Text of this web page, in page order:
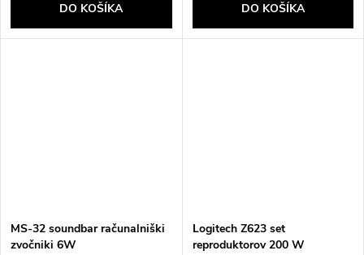
DO KOŠÍKA DO KOŠÍKA
MS-32 soundbar računalniški
zvočniki 6W
Logitech Z623 set
reproduktorov 200 W